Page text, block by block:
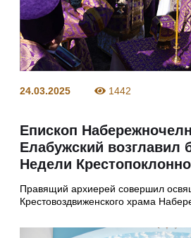
24.03.2025 1442
Епископ
Елабужский возглавил
Недели
Правящий архиерей совершил
Крестовоздвиженского храма